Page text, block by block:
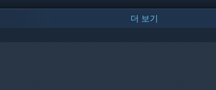
these girls are begging for it.
더 보기